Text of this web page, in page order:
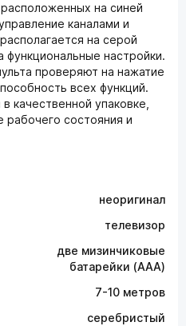
на синей
каналами и
на серой
функциональные настройки.
проверяют на нажатие
всех функций.
качественной упаковке,
рабочего состояния и
неоригинал
телевизор
две мизинчиковые
батарейки (AAA)
7-10 метров
серебристый